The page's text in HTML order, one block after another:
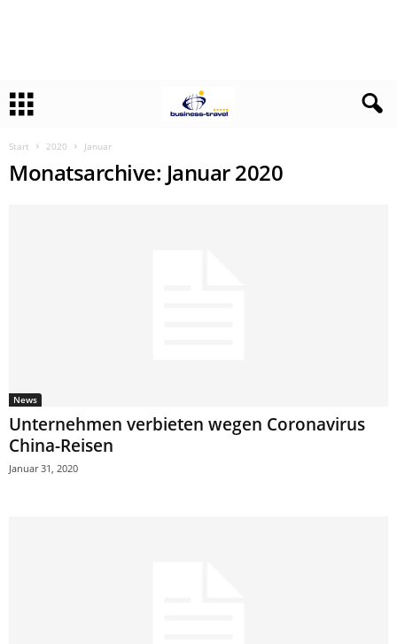
Start 2020 Januar
Monatsarchive: Januar 2020
News
Unternehmen verbieten wegen Coronavirus
China-Reisen
Januar 31, 2020